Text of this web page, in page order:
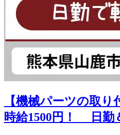
【機械パーツの取り
時給1500円！ 日勤